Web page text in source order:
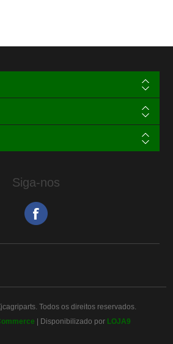
Siga-nos
Todos os direitos reservados.
| Disponibilizado por LOJA9